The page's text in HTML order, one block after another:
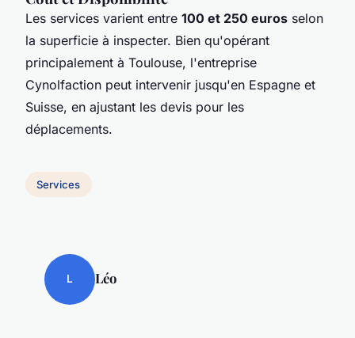
Les services varient entre 100 et 250 euros selon
la superficie à inspecter. Bien qu'opérant
principalement à Toulouse, l'entreprise
Cynolfaction peut intervenir jusqu'en Espagne et
Suisse, en ajustant les devis pour les
déplacements.
Services
L Léo